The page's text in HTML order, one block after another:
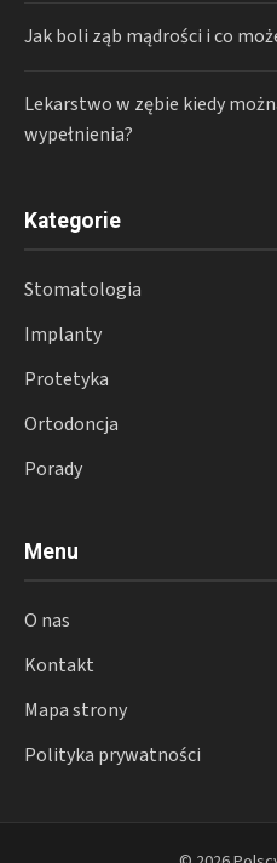
Jak boli ząb mądrości i co
Lekarstwo w zębie kiedy
wypełnienia?
Kategorie
Stomatologia
Implanty
Protetyka
Ortodoncja
Porady
Menu
O nas
Kontakt
Mapa strony
Polityka prywatności